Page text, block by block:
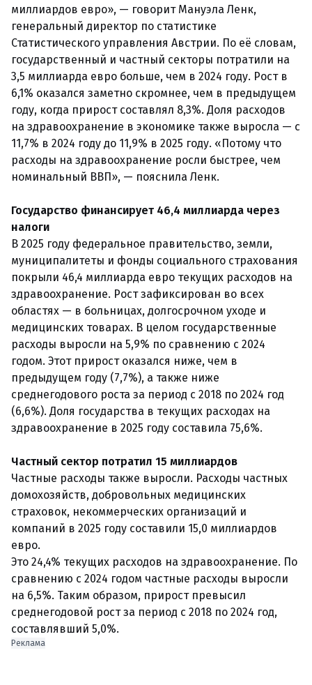
миллиардов евро», — говорит Мануэла Ленк,
генеральный директор по статистике
Статистического управления Австрии. По её словам,
государственный и частный секторы потратили на
3,5 миллиарда евро больше, чем в 2024 году. Рост в
6,1% оказался заметно скромнее, чем в предыдущем
году, когда прирост составлял 8,3%. Доля расходов
на здравоохранение в экономике также выросла — с
11,7% в 2024 году до 11,9% в 2025 году. «Потому что
расходы на здравоохранение росли быстрее, чем
номинальный ВВП», — пояснила Ленк.
Государство финансирует 46,4 миллиарда через
налоги
В 2025 году федеральное правительство, земли,
муниципалитеты и фонды социального страхования
покрыли 46,4 миллиарда евро текущих расходов на
здравоохранение. Рост зафиксирован во всех
областях — в больницах, долгосрочном уходе и
медицинских товарах. В целом государственные
расходы выросли на 5,9% по сравнению с 2024
годом. Этот прирост оказался ниже, чем в
предыдущем году (7,7%), а также ниже
среднегодового роста за период с 2018 по 2024 год
(6,6%). Доля государства в текущих расходах на
здравоохранение в 2025 году составила 75,6%.
Частный сектор потратил 15 миллиардов
Частные расходы также выросли. Расходы частных
домохозяйств, добровольных медицинских
страховок, некоммерческих организаций и
компаний в 2025 году составили 15,0 миллиардов
евро.
Это 24,4% текущих расходов на здравоохранение. По
сравнению с 2024 годом частные расходы выросли
на 6,5%. Таким образом, прирост превысил
среднегодовой рост за период с 2018 по 2024 год,
составлявший 5,0%.
Реклама